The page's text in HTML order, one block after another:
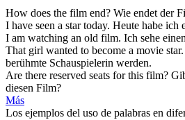
How does the film end? Wie endet der
I have seen a startoday. Heute habe ich
I am watching an old film. Ich sehe
That girl wanted to become a movie star.
berühmte Schauspielerin werden.
Are there reserved seats for this film?
diesen Film?
Más
Los ejemplos del uso de palabras en